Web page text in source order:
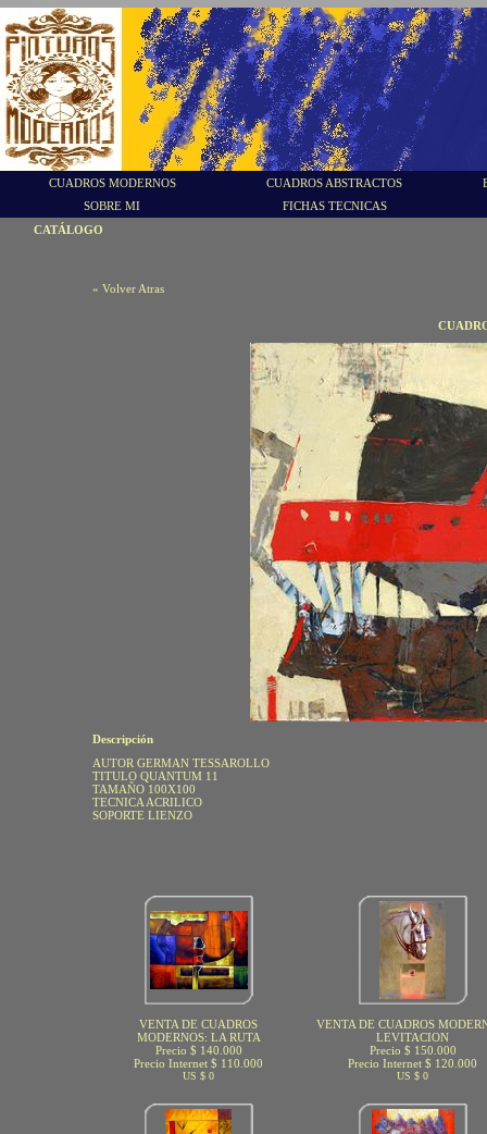
CUADROS MODERNOS CUADROS ABSTRACTOS
SOBRE MI
FICHAS TECNICAS
CATÁLOGO
« Volver Atras
Descripción
AUTOR GERMAN TESSAROLLO
TITULO QUANTUM 11
TAMAÑO 100X100
TECNICA ACRILICO
SOPORTE LIENZO
VENTA DE CUADROS
MODERNOS: LA RUTA
Precio $ 140.000
Precio Internet $ 110.000
US $ 0
VENTA DE CUADROS
LEVITACION
Precio $ 150.000
Precio Internet $ 120.000
US $ 0